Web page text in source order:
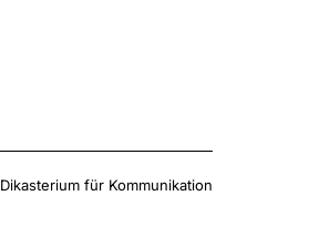
für Kommunikation